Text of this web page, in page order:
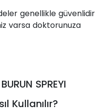
genellikle güvenlidir
varsa doktorunuza
SPREYI
Kullanılır?